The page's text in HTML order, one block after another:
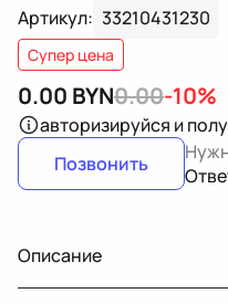
Артикул: 33210431230
Супер цена
0.00 BYN0.00-10%
авторизируйся и
Позвонить
Описание